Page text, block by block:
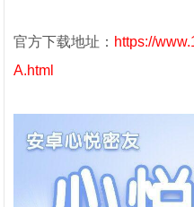
官方下载地址： https://
A.html